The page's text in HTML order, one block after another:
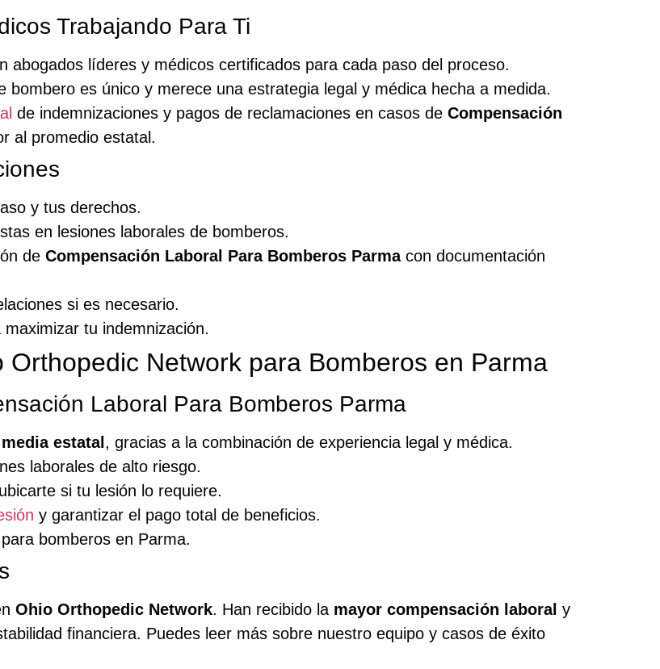
Trabajando Para Ti
abogados líderes y médicos certificados para cada paso del proceso.
bombero es único y merece una estrategia legal y médica hecha a medida.
de indemnizaciones y pagos de reclamaciones en casos de Compensación
al promedio estatal.
y tus derechos.
en lesiones laborales de bomberos.
de Compensación Laboral Para Bomberos Parmacon documentación
si es necesario.
tu indemnización.
Network para Bomberos en Parma
Laboral Para Bomberos Parma
estatal, gracias a la combinación de experiencia legal y médica.
laborales de alto riesgo.
si tu lesión lo requiere.
y garantizar el pago total de beneficios.
bomberos en Parma.
Ohio Orthopedic Network. Han recibido la mayor compensación laboral y
financiera. Puedes leer más sobre nuestro equipo y casos de éxito